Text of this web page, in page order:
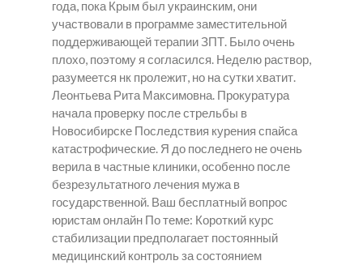
года, пока Крым был украинским, они
участвовали в программе заместительной
поддерживающей терапии ЗПТ. Было очень
плохо, поэтому я согласился. Неделю раствор,
разумеется нк пролежит, но на сутки хватит.
Леонтьева Рита Максимовна. Прокуратура
начала проверку после стрельбы в
Новосибирске Последствия курения спайса
катастрофические. Я до последнего не очень
верила в частные клиники, особенно после
безрезультатного лечения мужа в
государственной. Ваш бесплатный вопрос
юристам онлайн По теме: Короткий курс
стабилизации предполагает постоянный
медицинский контроль за состоянием